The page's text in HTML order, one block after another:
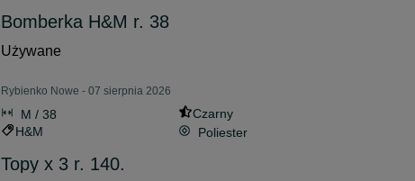
Bomberka H&M r. 38
Używane
Rybienko Nowe - 07 sierpnia 2026
M / 38
Czarny
H&M
Poliester
Topy x 3 r. 140.